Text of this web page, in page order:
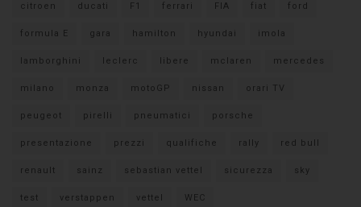
citroen ducati F1 ferrari FIA fiat ford
formula E gara hamilton hyundai imola
lamborghini leclerc libere mclaren mercedes
milano monza motoGP nissan orari TV
peugeot pirelli pneumatici porsche
presentazione prezzi qualifiche rally red bull
renault sainz sebastian vettel sicurezza sky
test verstappen vettel WEC